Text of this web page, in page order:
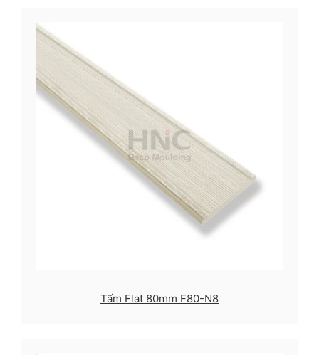
Tấm Flat 80mm F80-N8